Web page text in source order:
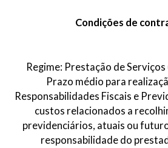
Condições de
Regime: Prestação de
Prazo médio para
Responsabilidades Fiscais e
custos relacionados a
previdenciários, atuais ou
responsabilidade do